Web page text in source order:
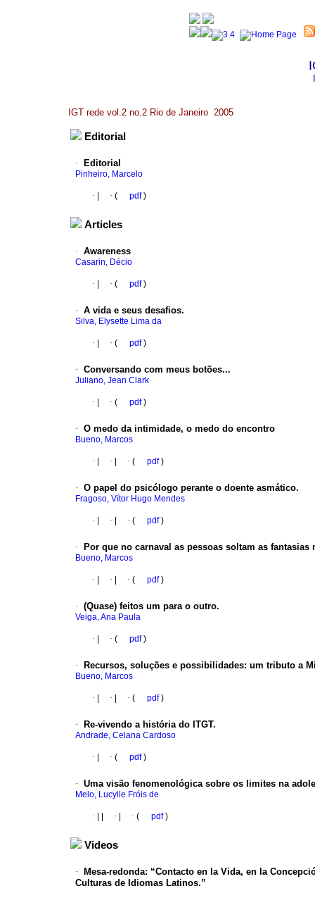
IGT rede vol.2 no.2 Rio de Janeiro 2005
Editorial
· Editorial
Pinheiro, Marcelo
· · ( pdf)
Articles
· Awareness
Casarin, Décio
· · ( pdf)
· A vida e seus desafios.
Silva, Elysette Lima da
· · ( pdf)
· Conversando com meus botões...
Juliano, Jean Clark
· · ( pdf)
· O medo da intimidade, o medo do encontro
Bueno, Marcos
· · · ( pdf)
· O papel do psicólogo perante o doente asmático.
Fragoso, Vítor Hugo Mendes
· · · ( pdf)
· Por que no carnaval as pessoas soltam as fantasias
Bueno, Marcos
· · · ( pdf)
· (Quase) feitos um para o outro.
Veiga, Ana Paula
· · ( pdf)
· Recursos, soluções e possibilidades: um tributo a
Bueno, Marcos
· · · ( pdf)
· Re-vivendo a história do ITGT.
Andrade, Celana Cardoso
· · ( pdf)
· Uma visão fenomenológica sobre os limites na
Melo, Lucylle Fróis de
· · · ( pdf)
Videos
·
Mesa-redonda: “Contacto en la Vida, en la
Culturas de Idiomas Latinos.”